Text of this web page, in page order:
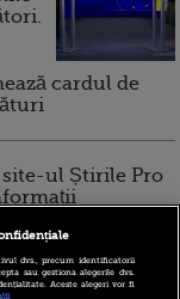
cardul de
ul Știrile Pro
a devenit iBani
dvs., precum identificatorii
sau gestiona alegerile dvs.
Aceste alegeri vor fi